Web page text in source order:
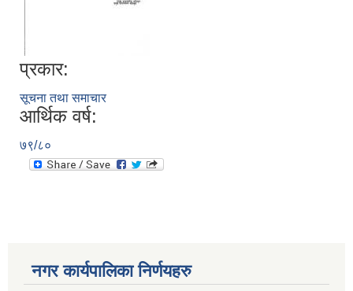
प्रकार:
सूचना तथा समाचार
आर्थिक वर्ष:
७९/८०
नगर कार्यपालिका निर्णयहरु